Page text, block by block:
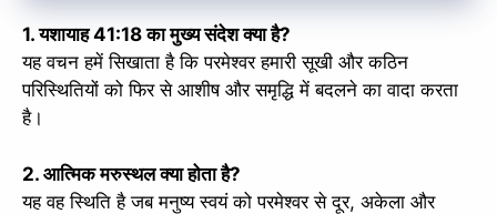
1. यशायाह 41:18 का मुख्य संदेश क्या है?
यह वचन हमें सिखाता है कि परमेश्वर हमारी सूखी और कठिन
परिस्थितियों को फिर से आशीष और समृद्धि में बदलने का वादा करता
है।
2. आत्मिक मरुस्थल क्या होता है?
यह वह स्थिति है जब मनुष्य स्वयं को परमेश्वर से दूर, अकेला और